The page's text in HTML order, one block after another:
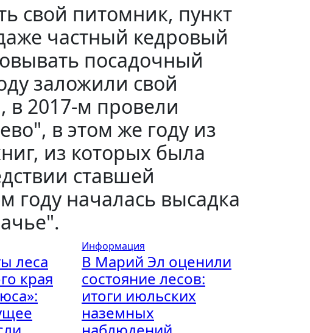
свой питомник, пункт
частный кедровый
посадочный
заложили свой
2017-м провели
в этом же году из
из которых была
ставшей
году началась высадка
леса
края
Информация
В Марий Эл оценили
состояние лесов:
итоги июльских
наземных